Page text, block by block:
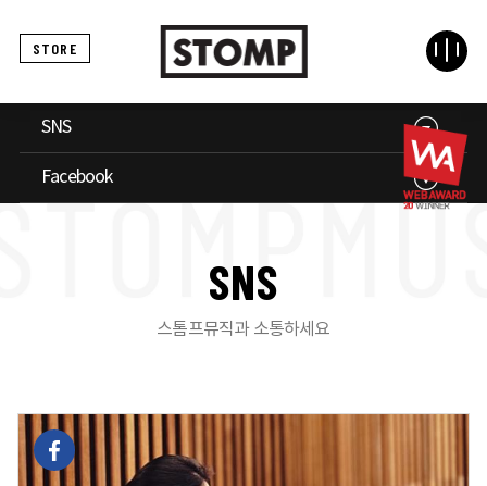
STORE
SNS
Facebook
SNS
스톰프뮤직과 소통하세요